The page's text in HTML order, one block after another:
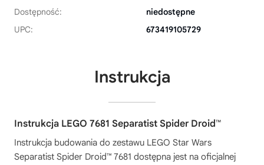
Dostępność:
niedostępne
UPC:
673419105729
Instrukcja
Instrukcja LEGO 7681 Separatist Spider Droid™
Instrukcja budowania do zestawu LEGO Star Wars
Separatist Spider Droid™ 7681 dostępna jest na oficjalnej